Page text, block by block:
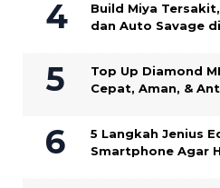
Build Miya
dan Auto Savage
Top Up Diamond
Cepat, Aman, &
5 Langkah Jenius
Smartphone Agar